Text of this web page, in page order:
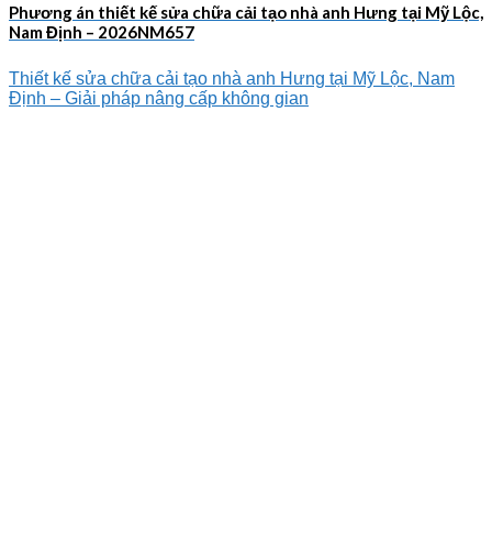
Phương án thiết kế sửa chữa cải tạo nhà anh Hưng tại Mỹ Lộc,
Nam Định – 2026NM657
Thiết kế sửa chữa cải tạo nhà anh Hưng tại Mỹ Lộc, Nam
Định – Giải pháp nâng cấp không gian